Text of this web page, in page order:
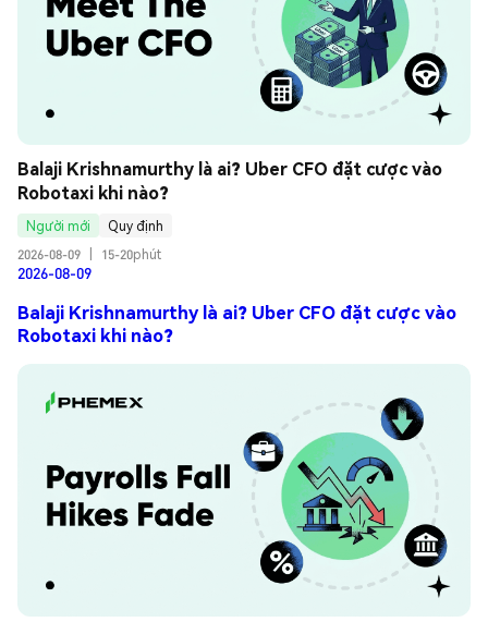
Balaji Krishnamurthy là ai? Uber CFO đặt cược vào
Robotaxi khi nào?
Người mới
Quy định
2026-08-09
15-20phút
2026-08-09
Balaji Krishnamurthy là ai? Uber CFO đặt cược vào
Robotaxi khi nào?